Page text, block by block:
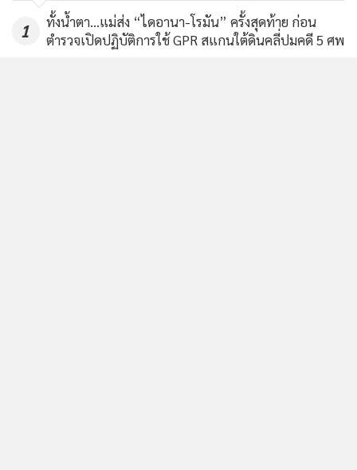
2,654
1
ทั้งน้ำตา…แม่ส่ง “ไดอานา-โรมัน” ครั้งสุดท้าย ก่อน
ตำรวจเปิดปฏิบัติการใช้ GPR สแกนใต้ดินคลี่ปมคดี 5 ศพ